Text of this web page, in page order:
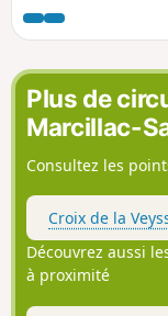
Plus de
Marcillac-
Consultez les
Croix de la
Découvrez aussi
à proximité